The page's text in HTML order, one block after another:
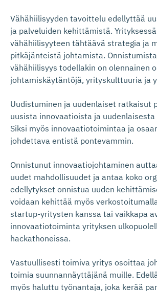
Vähähiilisyyden tavoittelu edellyttää
ja palveluiden kehittämistä.
vähähiilisyyteen tähtäävä strategia ja
pitkäjänteistä johtamista.
vähähiilisyys todellakin on olennainen
johtamiskäytäntöjä, yrityskulttuuria ja
Uudistuminen ja uudenlaiset ratkaisut
uusista innovaatioista ja
Siksi myös innovaatiotoimintaa ja
johdettava entistä pontevammin.
Onnistunut innovaatiojohtaminen
uudet mahdollisuudet ja antaa koko
edellytykset onnistua uuden
voidaan kehittää myös
startup-yritysten kanssa tai vaikkapa
innovaatiotoiminta yrityksen
hackathoneissa.
Vastuullisesti toimiva yritys osoittaa
toimia suunnannäyttäjänä muille.
myös haluttu työnantaja, joka kerää